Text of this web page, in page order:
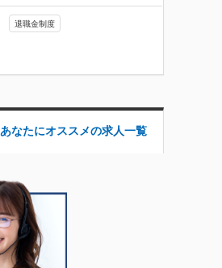
退職金制度
あなたにオススメの求人一覧